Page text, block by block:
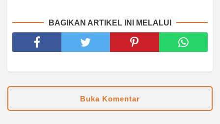
BAGIKAN ARTIKEL INI MELALUI
Buka Komentar